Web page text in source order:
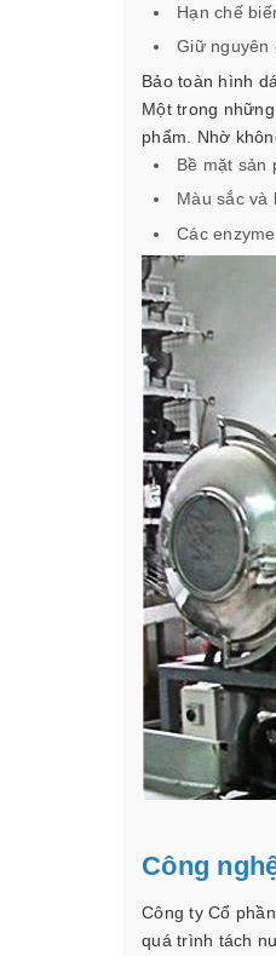
Hạn chế
Giữ nguyên
Bảo toàn hình
Một trong
phẩm. Nhờ
Bề mặt sản
Màu sắc và
Các
Công
Công ty Cổ
quá trình tách